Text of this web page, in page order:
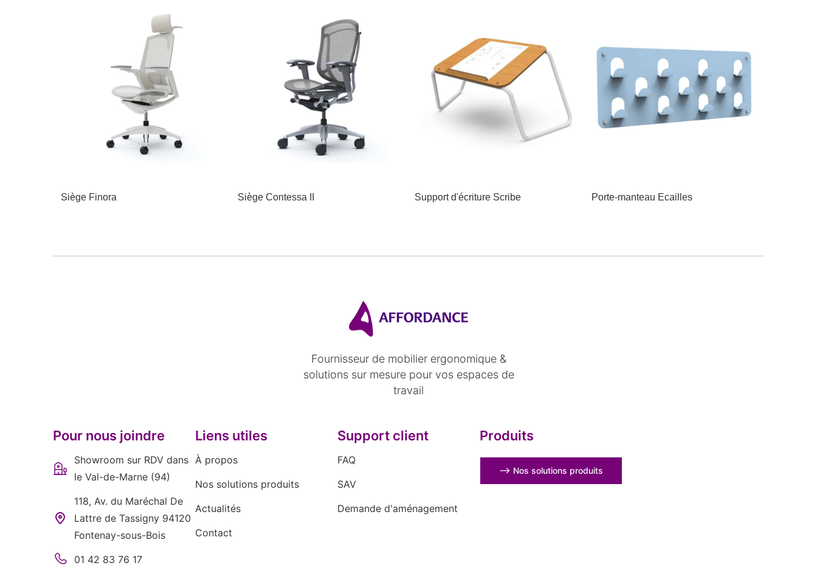
Siège Finora Siège Contessa II Support d'écriture Scribe Porte-manteau Ecailles
Fournisseur de mobilier ergonomique &
solutions sur mesure pour vos espaces de
travail
Pour nous joindre
Showroom sur RDV dans
le Val-de-Marne (94)
118, Av. du Maréchal De
Lattre de Tassigny 94120
Fontenay-sous-Bois
01 42 83 76 17
Liens utiles
À propos
Nos solutions produits
Actualités
Contact
Support client
FAQ
SAV
Demande d'aménagement
Produits
⟶ Nos solutions produits